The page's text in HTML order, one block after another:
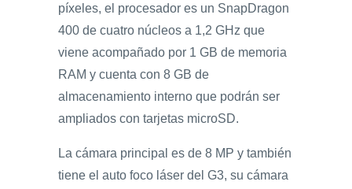
píxeles, el procesador es un SnapDragon
400 de cuatro núcleos a 1,2 GHz que
viene acompañado por 1 GB de memoria
RAM y cuenta con 8 GB de
almacenamiento interno que podrán ser
ampliados con tarjetas microSD.
La cámara principal es de 8 MP y también
tiene el auto foco láser del G3, su cámara